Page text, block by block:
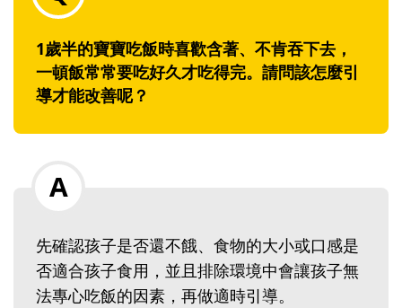
1歲半的寶寶吃飯時喜歡含著、不肯吞下去，
一頓飯常常要吃好久才吃得完。請問該怎麼引
導才能改善呢？
先確認孩子是否還不餓、食物的大小或口感是
否適合孩子食用，並且排除環境中會讓孩子無
法專心吃飯的因素，再做適時引導。